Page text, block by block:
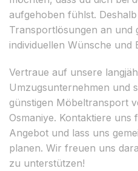
aufgehoben fühlst.
Transportlösungen an und
individuellen Wünsche und
Vertraue auf unsere
Umzugsunternehmen und
günstigen Möbeltransport
Osmaniye. Kontaktiere uns
Angebot und lass uns
planen. Wir freuen uns
zu unterstützen!